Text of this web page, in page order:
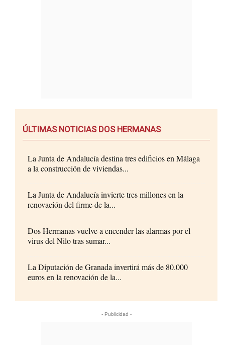
ÚLTIMAS NOTICIAS DOS HERMANAS
La Junta de Andalucía destina tres edificios en Málaga
a la construcción de viviendas...
La Junta de Andalucía invierte tres millones en la
renovación del firme de la...
Dos Hermanas vuelve a encender las alarmas por el
virus del Nilo tras sumar...
La Diputación de Granada invertirá más de 80.000
euros en la renovación de la...
- Publicidad -